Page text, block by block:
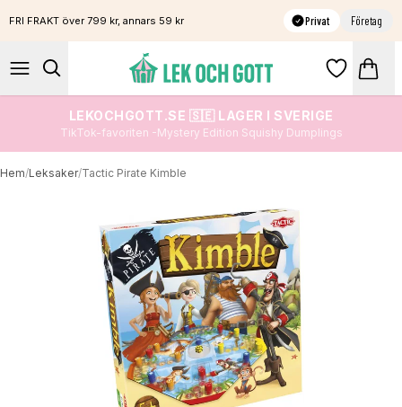
FRI FRAKT över 799 kr, annars 59 kr Privat Företag
LEKOCHGOTT.SE 🇸🇪 LAGER I SVERIGE
TikTok-favoriten -Mystery Edition Squishy Dumplings
Hem/Leksaker/Tactic Pirate Kimble